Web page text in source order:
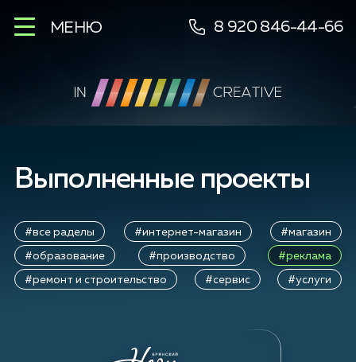
МЕНЮ 8 920 846-44-66
Выполненные проекты
#все раделы #интернет-магазин #магазин
#образование #производство #реклама
#ремонт и строительство #сервис #услуги